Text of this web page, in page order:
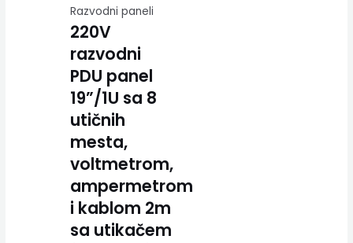
Razvodni paneli
220V
razvodni
PDU panel
19”/1U sa 8
utičnih
mesta,
voltmetrom,
ampermetrom
i kablom 2m
sa utikačem